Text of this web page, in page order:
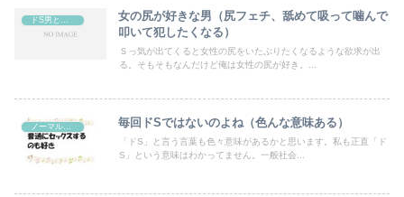
ドS男と言われる時のセックス
女の尻が好きな男（尻フェチ、舐めて吸って噛んで
叩いて犯したくなる）
Ｓっ気が出てくると女性の尻をいたぶりたくなるような欲求が出
る。そもそもなんだけど俺は女性の尻が好き。...
ノーマルエッチも好き（元々ノーマルな性癖がベース、自然なセックスがS男プレイ） 毎回ドSではないのよね（色んな意味ある）
「ドS」と言う言葉も色々意味があるかと思います。私も正直「ド
S」という意味はわかってません。一般社会...